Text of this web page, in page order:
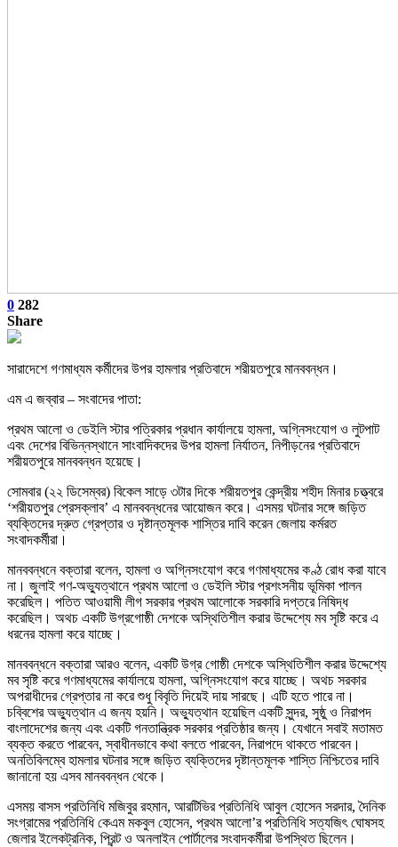
0 282
Share
সারাদেশে গণমাধ্যম কর্মীদের উপর হামলার প্রতিবাদে শরীয়তপুরে মানববন্ধন।
এম এ জব্বার – সংবাদের পাতা:
প্রথম আলো ও ডেইলি স্টার পত্রিকার প্রধান কার্যালয়ে হামলা, অগ্নিসংযোগ ও লুটপাট
এবং দেশের বিভিন্নস্থানে সাংবাদিকদের উপর হামলা নির্যাতন, নিপীড়নের প্রতিবাদে
শরীয়তপুরে মানববন্ধন হয়েছে।
সোমবার (২২ ডিসেম্বর) বিকেল সাড়ে ৩টার দিকে শরীয়তপুর কেন্দ্রীয় শহীদ মিনার চত্ত্বরে
‘শরীয়তপুর প্রেসক্লাব’ এ মানববন্ধনের আয়োজন করে। এসময় ঘটনার সঙ্গে জড়িত
ব্যক্তিদের দ্রুত গ্রেপ্তার ও দৃষ্টান্তমূলক শাস্তির দাবি করেন জেলায় কর্মরত
সংবাদকর্মীরা।
মানববন্ধনে বক্তারা বলেন, হামলা ও অগ্নিসংযোগ করে গণমাধ্যমের কণ্ঠ রোধ করা যাবে
না। জুলাই গণ-অভ্যুত্থানে প্রথম আলো ও ডেইলি স্টার প্রশংসনীয় ভূমিকা পালন
করেছিল। পতিত আওয়ামী লীগ সরকার প্রথম আলোকে সরকারি দপ্তরে নিষিদ্ধ
করেছিল। অথচ একটি উগ্রগোষ্ঠী দেশকে অস্থিতিশীল করার উদ্দেশ্যে মব সৃষ্টি করে এ
ধরনের হামলা করে যাচ্ছে।
মানববন্ধনে বক্তারা আরও বলেন, একটি উগ্র গোষ্ঠী দেশকে অস্থিতিশীল করার উদ্দেশ্যে
মব সৃষ্টি করে গণমাধ্যমের কার্যালয়ে হামলা, অগ্নিসংযোগ করে যাচ্ছে। অথচ সরকার
অপরাধীদের গ্রেপ্তার না করে শুধু বিবৃতি দিয়েই দায় সারছে। এটি হতে পারে না।
চব্বিশের অভ্যুত্থান এ জন্য হয়নি। অভ্যুত্থান হয়েছিল একটি সুন্দর, সুষ্ঠু ও নিরাপদ
বাংলাদেশের জন্য এবং একটি গনতান্ত্রিক সরকার প্রতিষ্ঠার জন্য। যেখানে সবাই মতামত
ব্যক্ত করতে পারবেন, স্বাধীনভাবে কথা বলতে পারবেন, নিরাপদে থাকতে পারবেন।
অনতিবিলম্বে হামলার ঘটনার সঙ্গে জড়িত ব্যক্তিদের দৃষ্টান্তমূলক শাস্তি নিশ্চিতের দাবি
জানানো হয় এসব মানববন্ধন থেকে।
এসময় বাসস প্রতিনিধি মজিবুর রহমান, আরটিভির প্রতিনিধি আবুল হোসেন সরদার, দৈনিক
সংগ্রামের প্রতিনিধি কেএম মকবুল হোসেন, প্রথম আলো’র প্রতিনিধি সত্যজিৎ ঘোষসহ
জেলার ইলেকট্রনিক, প্রিন্ট ও অনলাইন পোর্টালের সংবাদকর্মীরা উপস্থিত ছিলেন।